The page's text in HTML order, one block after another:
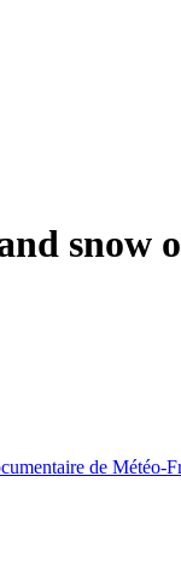
snow
de Météo-